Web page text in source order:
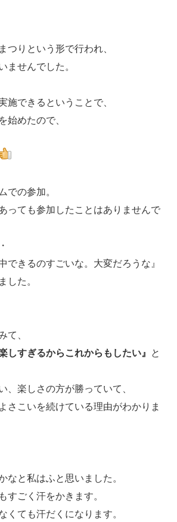
つりという形で行われ、
ませんでした。
施できるということで、
始めたので、
での参加。
っても参加したことはありませんで
できるのすごいな。大変だろうな』
した。
て、
しすぎるからこれからもしたい』 と
、楽しさの方が勝っていて、
さこいを続けている理由がわかりま
なと私はふと思いました。
すごく汗をかきます。
くても汗だくになります。